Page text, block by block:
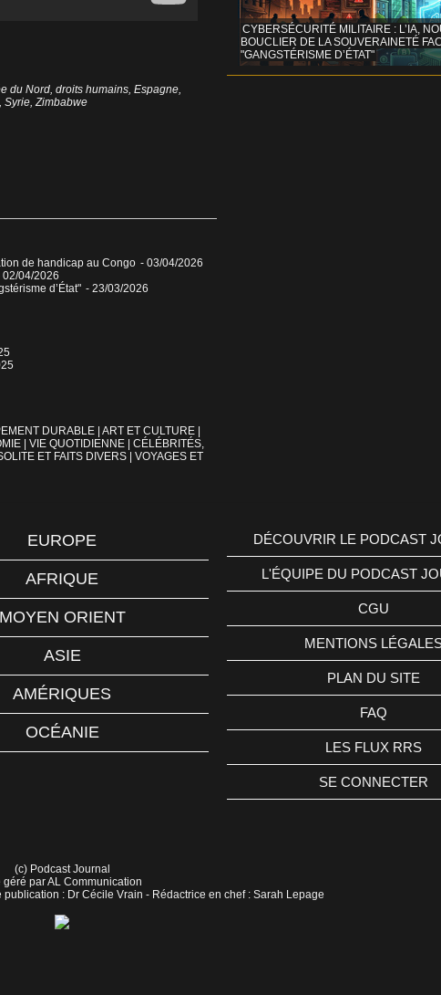
du Nord, droits humains, Espagne,
, Syrie,Zimbabwe
de handicap au Congo - 03/04/2026
02/04/2026
d’État" - 23/03/2026
DURABLE ART ET CULTURE
VIE QUOTIDIENNE
CÉLÉBRITÉS,
ET FAITS DIVERS
VOYAGES ET
CYBERSÉCURITÉ MILITAIRE : L’IA,
BOUCLIER DE LA SOUVERAINETÉ
"GANGSTÉRISME D’ÉTAT"
EUROPE
AFRIQUE
MOYEN ORIENT
ASIE
AMÉRIQUES
OCÉANIE
DÉCOUVRIR LE PODCAST
L'ÉQUIPE DU PODCAST
CGU
MENTIONS
PLAN DU SITE
FAQ
LES FLUX RRS
SE CONNECTER
(c) Podcast Journal
géré par AL Communication
publication : Dr Cécile Vrain - Rédactrice en chef : Sarah Lepage